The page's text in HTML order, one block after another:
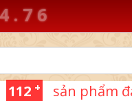
4 . 7 6
112 + sản phẩm